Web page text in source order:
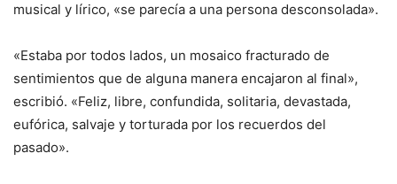
musical y lírico, «se parecía a una persona desconsolada».
«Estaba por todos lados, un mosaico fracturado de
sentimientos que de alguna manera encajaron al final»,
escribió. «Feliz, libre, confundida, solitaria, devastada,
eufórica, salvaje y torturada por los recuerdos del
pasado».